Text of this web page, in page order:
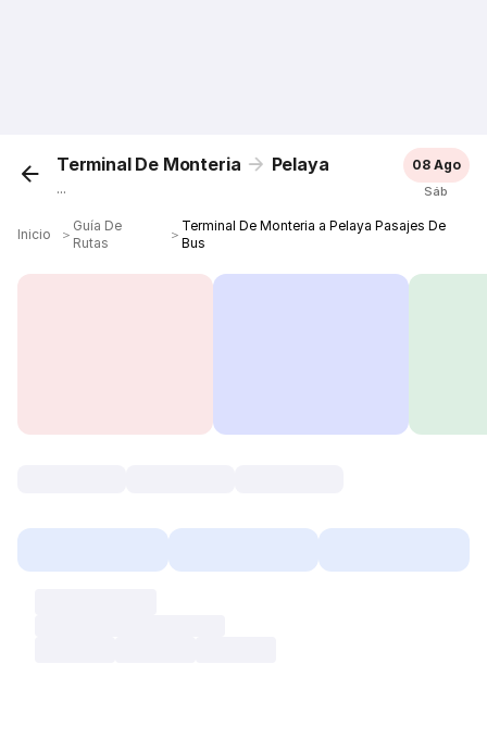
Terminal De Monteria Pelaya
...
08 Ago
Sáb
Inicio ＞
Guía De
Rutas
＞
Terminal De Monteria a Pelaya Pasajes De
Bus